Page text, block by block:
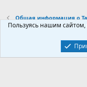
Общая информация о
Условия и
Главная
R
Пользуясь нашим сайтом,